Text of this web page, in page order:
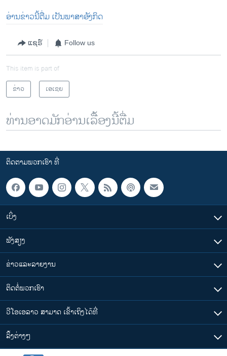
ອ່ານຂ່າວນີ້ຕື່ມ ເປັນພາສາອັງກິດ
ແຊຣ໌ Follow us
This item is part of
ຂ່າວ
ເອເຊຍ
ທ່ານອາດມັກອ່ານເລື້ອງນີ້ຕື່ມ
ຕິດຕາມພວກເຮົາ ທີ່
ເບິ່ງ
ຟັງສຽງ
ຂ່າວແລະລາຍງານ
ຕິດຕໍ່ພວກເຮົາ
ວີໂອເອລາວ ສາມາດ ເຂົ້າເຖິງໄດ້ທີ່
​ລິ້ງ​ຕ່າງໆ